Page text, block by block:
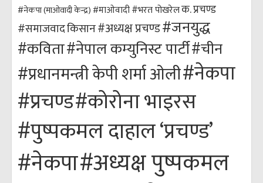
#नेकपा (माओवादी केन्द्र) #माओवादी#भरत पोखरेलक. प्रचण्ड
#समाजवादकिसान#अध्यक्ष प्रचण्ड#जनयुद्ध
#कविता#नेपाल कम्युनिस्ट पार्टी#चीन
#प्रधानमन्त्री केपी शर्मा ओली#नेकपा
#प्रचण्ड#कोरोना भाइरस
#पुष्पकमल दाहाल ‘प्रचण्ड’
#नेकपा#अध्यक्ष पुष्पकमल